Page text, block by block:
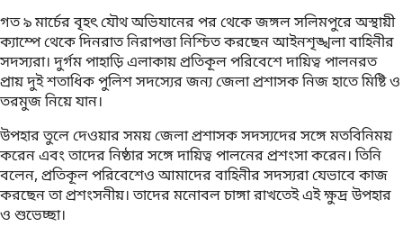
গত ৯ মার্চের বৃহৎ যৌথ অভিযানের পর থেকে জঙ্গল সলিমপুরে অস্থায়ী
ক্যাম্পে থেকে দিনরাত নিরাপত্তা নিশ্চিত করছেন আইনশৃঙ্খলা বাহিনীর
সদস্যরা। দুর্গম পাহাড়ি এলাকায় প্রতিকূল পরিবেশে দায়িত্ব পালনরত
প্রায় দুই শতাধিক পুলিশ সদস্যের জন্য জেলা প্রশাসক নিজ হাতে মিষ্টি ও
তরমুজ নিয়ে যান।
উপহার তুলে দেওয়ার সময় জেলা প্রশাসক সদস্যদের সঙ্গে মতবিনিময়
করেন এবং তাদের নিষ্ঠার সঙ্গে দায়িত্ব পালনের প্রশংসা করেন। তিনি
বলেন, প্রতিকূল পরিবেশেও আমাদের বাহিনীর সদস্যরা যেভাবে কাজ
করছেন তা প্রশংসনীয়। তাদের মনোবল চাঙ্গা রাখতেই এই ক্ষুদ্র উপহার
ও শুভেচ্ছা।